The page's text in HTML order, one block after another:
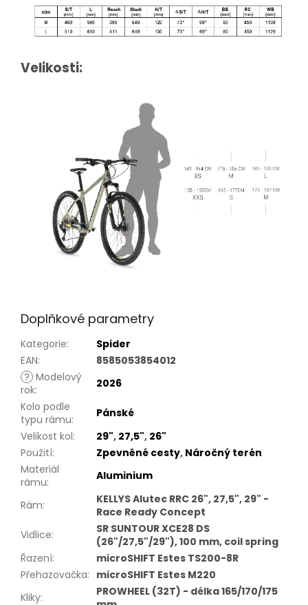
Velikosti:
Doplňkové parametry
Kategorie:
Spider
EAN:
8585053854012
? Modelový
rok:
2026
Kolo podle
typu rámu:
Pánské
Velikost kol: 29", 27,5", 26"
Použití: Zpevněné cesty, Náročný terén
Materiál
rámu: Aluminium
Rám:
KELLYS Alutec RRC 26", 27,5", 29" -
Race Ready Concept
Vidlice:
SR SUNTOUR XCE28 DS
(26"/27,5"/29"), 100 mm, coil spring
Řazení:
microSHIFT Estes TS200-8R
Přehazovačka: microSHIFT Estes M220
Kliky:
PROWHEEL (32T) - délka 165/170/175